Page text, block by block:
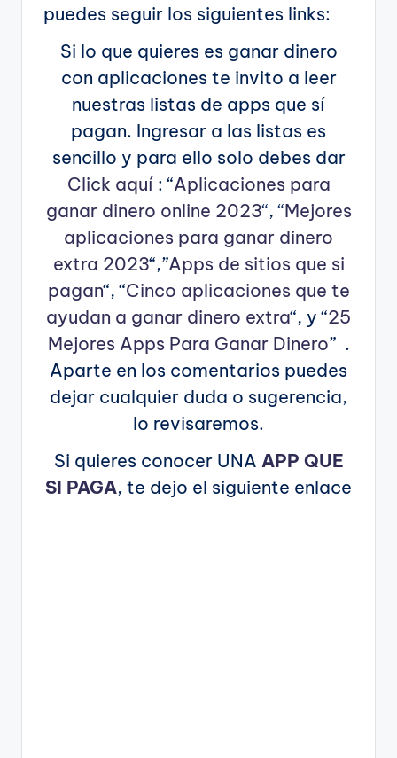
puedes seguir los siguientes links:
Si lo que quieres es ganar dinero
con aplicaciones te invito a leer
nuestras listas de apps que sí
pagan. Ingresar a las listas es
sencillo y para ello solo debes dar
Click aquí: “Aplicaciones para
ganar dinero online 2023“, “Mejores
aplicaciones para ganar dinero
extra 2023“,”Apps de sitios que si
pagan“, “Cinco aplicaciones que te
ayudan a ganar dinero extra“, y “25
Mejores Apps Para Ganar Dinero” .
Aparte en los comentarios puedes
dejar cualquier duda o sugerencia,
lo revisaremos.
Si quieres conocer UNA APP QUE
SI PAGA, te dejo el siguiente enlace